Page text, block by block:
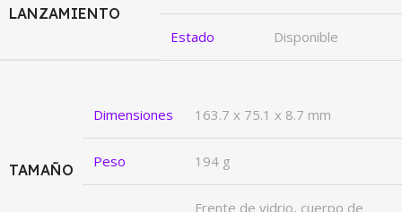
LANZAMIENTO
Estado Disponible
TAMAÑO
Dimensiones 163.7 x 75.1 x 8.7 mm
Peso 194 g
Frente de vidrio, cuerpo de